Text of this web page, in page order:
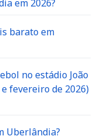
barato em
no estádio João
fevereiro de 2026)
Uberlândia?